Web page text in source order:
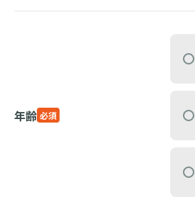
年齢 必須